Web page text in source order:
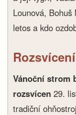
Lounová,
letos a kdo
Vánoční strom
rozsvícen 29.
tradiční